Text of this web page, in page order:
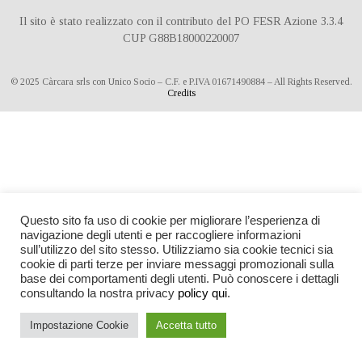
Il sito è stato realizzato con il contributo del PO FESR Azione 3.3.4
CUP G88B18000220007
© 2025 Càrcara srls con Unico Socio – C.F. e P.IVA 01671490884 – All Rights Reserved.
Credits
Questo sito fa uso di cookie per migliorare l’esperienza di
navigazione degli utenti e per raccogliere informazioni
sull’utilizzo del sito stesso. Utilizziamo sia cookie tecnici sia
cookie di parti terze per inviare messaggi promozionali sulla
base dei comportamenti degli utenti. Può conoscere i dettagli
consultando la nostra privacy policy qui.
Impostazione Cookie Accetta tutto